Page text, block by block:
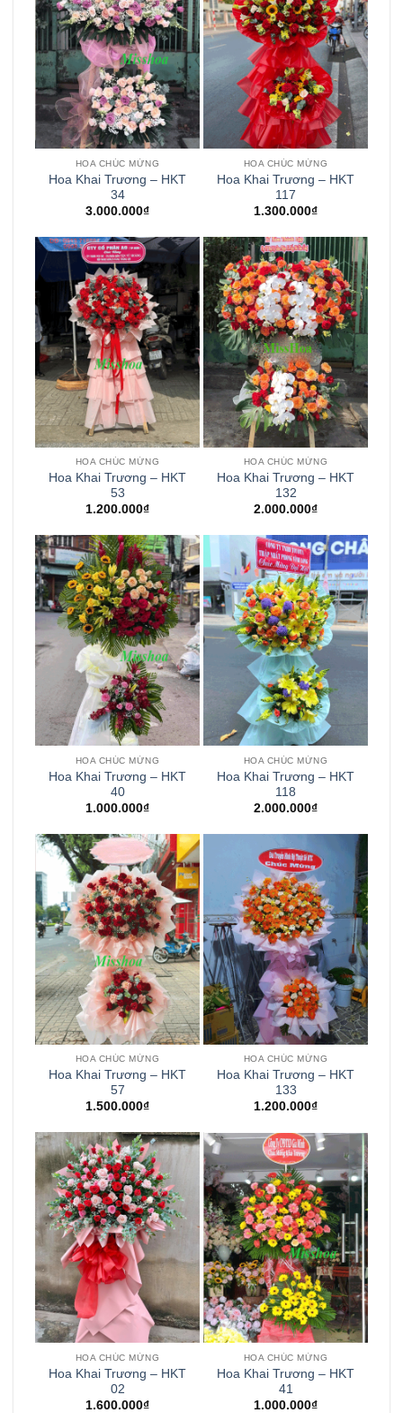
HOA CHÚC MỪNG
Hoa Khai Trương – HKT
34
3.000.000₫
HOA CHÚC MỪNG
Hoa Khai Trương – HKT
117
1.300.000₫
HOA CHÚC MỪNG
Hoa Khai Trương – HKT
53
1.200.000₫
HOA CHÚC MỪNG
Hoa Khai Trương – HKT
132
2.000.000₫
HOA CHÚC MỪNG
Hoa Khai Trương – HKT
40
1.000.000₫
HOA CHÚC MỪNG
Hoa Khai Trương – HKT
118
2.000.000₫
HOA CHÚC MỪNG
Hoa Khai Trương – HKT
57
1.500.000₫
HOA CHÚC MỪNG
Hoa Khai Trương – HKT
133
1.200.000₫
HOA CHÚC MỪNG
Hoa Khai Trương – HKT
02
1.600.000₫
HOA CHÚC MỪNG
Hoa Khai Trương – HKT
41
1.000.000₫